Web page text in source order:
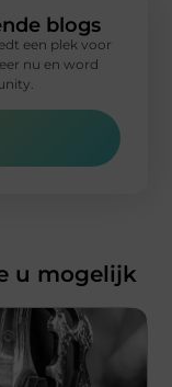
blogs
een plek voor
nu en word
u mogelijk